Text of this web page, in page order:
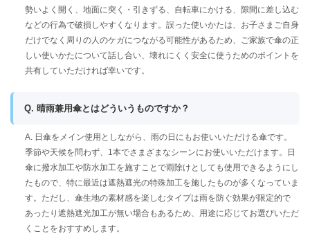
勢いよく開く、地面に突く・引きずる、自転車にかける、隙間に差し込む
などの行為で破損しやすくなります。誤った使いかたは、お子さまご自身
だけでなく周りの人のケガにつながる可能性があるため、ご家族で傘の正
しい使いかたについて話し合い、壊れにくく安全に使うためのポイントを
共有していただければ幸いです。
Q. 晴雨兼用傘とはどういうものですか？
A. 日傘をメイン使用としながら、雨の日にもお使いいただける傘です。
季節や天候を問わず、1本でさまざまなシーンにお使いいただけます。日
傘に撥水加工や防水加工を施すことで雨除けとしても使用できるようにし
たもので、特に最近は遮熱遮光の特殊加工を施したものが多くなっていま
す。ただし、傘生地の素材感を楽しむタイプは雨を防ぐ効果が限定的で
あったり遮熱遮光加工が無い場合もあるため、用途に応じてお選びいただ
くことをおすすめします。